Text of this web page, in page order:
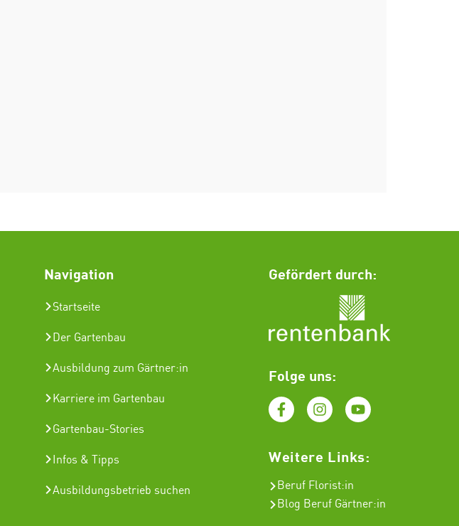
Navigation
Startseite
Der Gartenbau
Ausbildung zum Gärtner:in
Karriere im Gartenbau
Gartenbau-Stories
Infos & Tipps
Ausbildungsbetrieb suchen
Gefördert durch:
Folge uns:
Weitere Links:
Beruf Florist:in
Blog Beruf Gärtner:in